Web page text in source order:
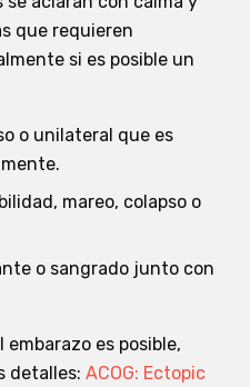
que requieren
si es posible un
o unilateral que es
mareo, colapso o
o sangrado junto con
es posible,
detalles: ACOG: Ectopic